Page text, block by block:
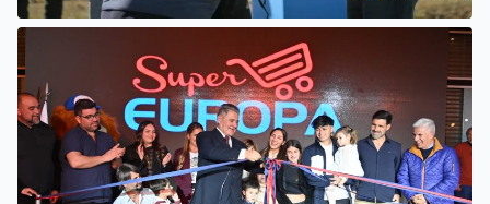
EL INTENDENTE HISSA ATENDIÓ
INQUIETUDES DE VECINOS DEL
BARRIO AMPPARE